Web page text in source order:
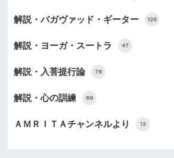
解説・バガヴァッド・ギーター 125
解説・ヨーガ・スートラ 47
解説・入菩提行論 78
解説・心の訓練 89
ＡＭＲＩＴＡチャンネルより 13